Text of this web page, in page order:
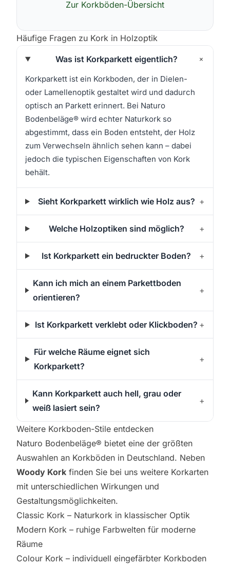
Zur Korkböden-Übersicht
Häufige Fragen zu Kork in Holzoptik
Was ist Korkparkett eigentlich? +
Korkparkett ist ein Korkboden, der in Dielen-
oder Lamellenoptik gestaltet wird und dadurch
optisch an Parkett erinnert. Bei Naturo
Bodenbeläge® wird echter Naturkork so
abgestimmt, dass ein Boden entsteht, der Holz
zum Verwechseln ähnlich sehen kann – dabei
jedoch die typischen Eigenschaften von Kork
behält.
Sieht Korkparkett wirklich wie Holz aus? +
Welche Holzoptiken sind möglich? +
Ist Korkparkett ein bedruckter Boden? +
Kann ich mich an einem Parkettboden
orientieren?
+
Ist Korkparkett verklebt oder Klickboden? +
Für welche Räume eignet sich
Korkparkett?
+
Kann Korkparkett auch hell, grau oder
weiß lasiert sein?
+
Weitere Korkboden-Stile entdecken
Naturo Bodenbeläge® bietet eine der größten
Auswahlen an Korkböden in Deutschland. Neben
Woody Kork finden Sie bei uns weitere Korkarten
mit unterschiedlichen Wirkungen und
Gestaltungsmöglichkeiten.
Classic Kork – Naturkork in klassischer Optik
Modern Kork – ruhige Farbwelten für moderne
Räume
Colour Kork – individuell eingefärbter Korkboden